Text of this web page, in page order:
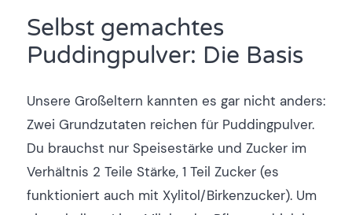
Selbst gemachtes
Puddingpulver: Die Basis
Unsere Großeltern kannten es gar nicht anders:
Zwei Grundzutaten reichen für Puddingpulver.
Du brauchst nur Speisestärke und Zucker im
Verhältnis 2 Teile Stärke, 1 Teil Zucker (es
funktioniert auch mit Xylitol/Birkenzucker). Um